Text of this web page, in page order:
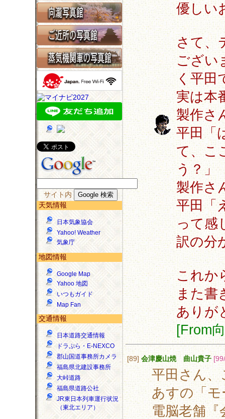
サイト内
天気情報
日本気象協会
Yahoo! Weather
気象庁
地図情報
Google Map
Yahoo 地図
いつもガイド
Map Fan
交通情報
日本道路交通情報
ドラぷら・E-NEXCO
郡山国道事務所カメラ
福島県北建設事務所
大峠道路
福島県道路公社
JR東日本列車運行状況
（東北エリア）
優しい
さて、
ござい
く平田
実は本
製作さ
平田「
て、こ
う？」
製作さ
平田「
って感
訳の分
これか
また書
ありが
[From
[89] 会津慶山焼 曲山貴子
平田さん
あすの「
電脳老舗『